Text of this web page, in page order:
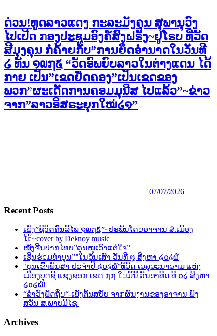
ດ່ວນ!ທູດລາວແດງ ກະລະມັງຄຸນ ສຸພານຸວົງ
ໄປເປີດ ກອງປະຊູມອົງຄ໌ສົງຝຣັ່ງ~ຢູໂຣບ ທີ່ວັດ
ສີມຸງຄຸນ ກໍຄ້າຍກັບ”ການຍຶດອຳນາດໃນວັນທີ
໒ ທັນ ໑໙໗໕ “ວັດອົພຍົບລາວໃນຕ່າງແດນ ໄດ້
ກາຍ ເປັນ”ເຂດຍືດຄອງ”ເປັນເຂດຂອງ
ພວກ”ຜະເດັດການຄອມມຸນີສ ໄປແລ້ວ”~ຂ່າວ
ຈາກ”ລາວອິສຣະຍຸກໃໝ່໒໑”
07/07/2026
Recent Posts
ເພັງ”ຊີວີດຄົນລີ້ໄພ ໑໙໗໕”~ປະພັນໂດຍອາຈານ ສໍ.ເມືອງ
ໄຕ້~cover by Deknoy music
ໜັງຈີນປາກໄທຍ”ຄຸນໜູເອົາແຕ່ໃຈ”
ເຊີນຮ່ວມທຳບຸນ””ໃນວັນເສົາ ວັນທີ ໘ ສີງຫາ ໒໐໒໖
“ບຸນເຂົ້າພັນສາ ປະຈຳປີ ໒໐໒໖”ທີ່ວັດ ເວລຸວະນາຣາມ ແຫ່ງ
ເມືອງບຸດຊີ ແຊງຊອກ ເຂດ ໗໗ ໃນມື້ນີ້ ວັນອາທີດ ທີ ໐໒ ສີງຫາ
໒໐໒໖!
“ລຳວົງພັດຖິ່ນ“-ເພັງຕົ້ນສບັບ ຈາກຜົນງານຂອງອາຈານ ພົງ
ສວັນ ສ.ພາບມີໄຊ
Archives